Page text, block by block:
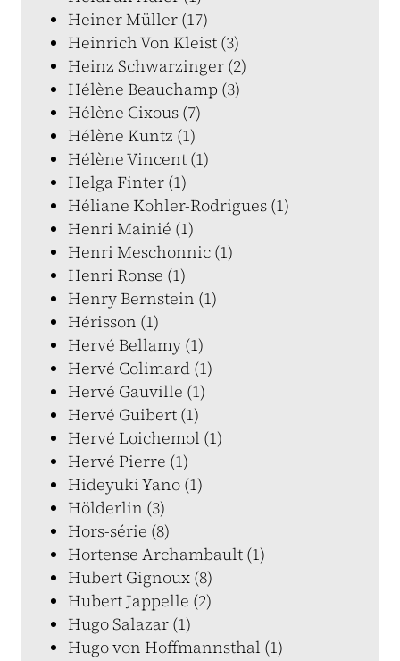
Heiner Müller (17)
Heinrich Von Kleist (3)
Heinz Schwarzinger (2)
Hélène Beauchamp (3)
Hélène Cixous (7)
Hélène Kuntz (1)
Hélène Vincent (1)
Helga Finter (1)
Héliane Kohler-Rodrigues (1)
Henri Mainié (1)
Henri Meschonnic (1)
Henri Ronse (1)
Henry Bernstein (1)
Hérisson (1)
Hervé Bellamy (1)
Hervé Colimard (1)
Hervé Gauville (1)
Hervé Guibert (1)
Hervé Loichemol (1)
Hervé Pierre (1)
Hideyuki Yano (1)
Hölderlin (3)
Hors-série (8)
Hortense Archambault (1)
Hubert Gignoux (8)
Hubert Jappelle (2)
Hugo Salazar (1)
Hugo von Hoffmannsthal (1)